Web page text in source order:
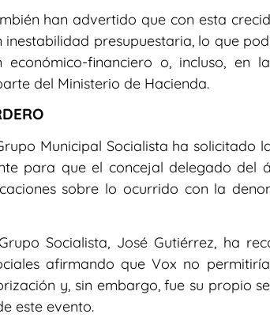
han advertido que con esta
inestabilidad presupuestaria, lo que
financiero o, incluso, en
del Ministerio de Hacienda.
Municipal Socialista ha solicitado
para que el concejal delegado del
sobre lo ocurrido con la
Socialista, José Gutiérrez, ha
afirmando que Vox no
y, sin embargo, fue su propio
este evento.